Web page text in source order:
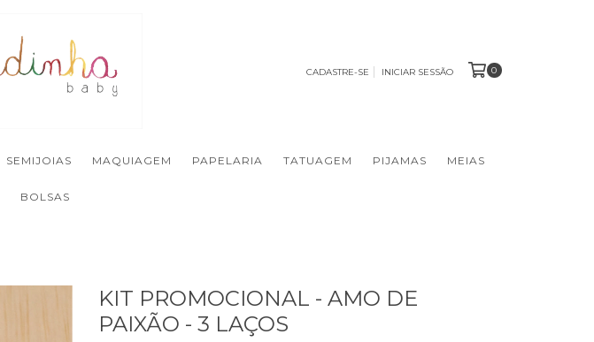
CADASTRE-SE INICIAR SESSÃO 0
SEMIJOIAS MAQUIAGEM PAPELARIA TATUAGEM PIJAMAS MEIAS
BOLSAS
KIT PROMOCIONAL - AMO DE
PAIXÃO - 3 LAÇOS